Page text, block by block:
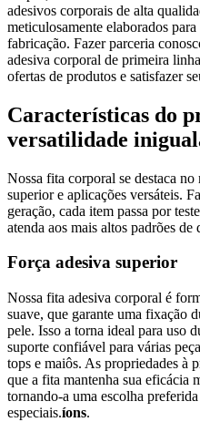
adesivos corporais de alta
meticulosamente elaborados para
fabricação. Fazer parceria
adesiva corporal de primeira
ofertas de produtos e satisfazer
Características do
versatilidade
Nossa fita corporal se destaca
superior e aplicações versáteis.
geração, cada item passa por
atenda aos mais altos padrões de
Força adesiva superior
Nossa fita adesiva corporal é
suave, que garante uma fixação
pele. Isso a torna ideal para uso
suporte confiável para várias
tops e maiôs. As propriedades à
que a fita mantenha sua eficácia
tornando-a uma escolha
especiais.íons.